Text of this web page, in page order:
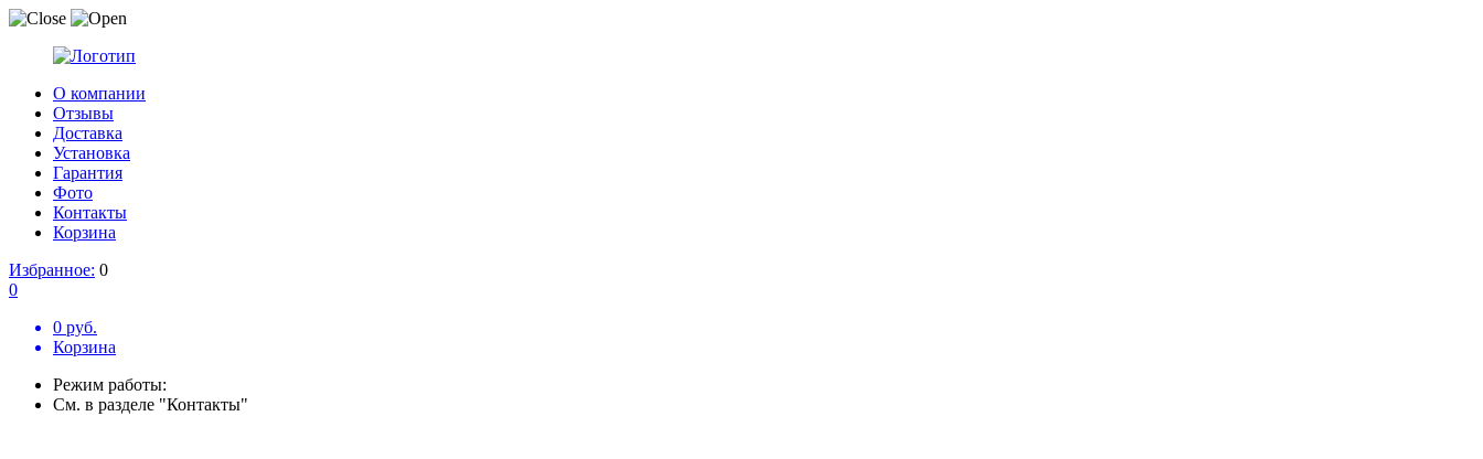
О компании
Отзывы
Доставка
Установка
Гарантия
Фото
Контакты
Корзина
Избранное: 0
0
0 руб.
Корзина
Режим работы:
См. в разделе "Контакты"